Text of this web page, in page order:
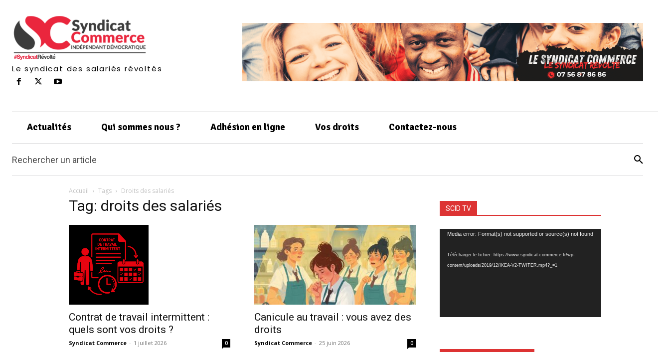
Le syndicat des salariés révoltés
Actualités Qui sommes nous ? Adhésion en ligne Vos droits Contactez-nous
Rechercher un article
Accueil Tags Droits des salariés
Tag: droits des salariés
Contrat de travail intermittent :
quels sont vos droits ?
Syndicat Commerce - 1 juillet 2026 0
Canicule au travail : vous avez des
droits
Syndicat Commerce - 25 juin 2026 0
SCID TV
Lecteur
Media error: Format(s) not supported or source(s) not found
Télécharger le fichier: https://www.syndicat-commerce.fr/wp-
content/uploads/2019/12/IKEA-V2-TWITER.mp4?_=1